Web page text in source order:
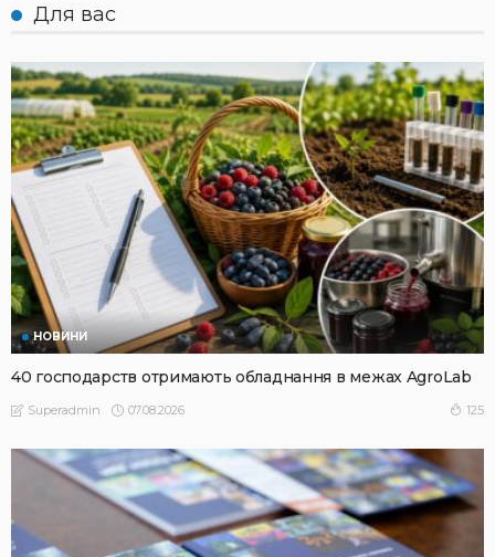
Для вас
НОВИНИ
40 господарств отримають обладнання в межах AgroLab
Superadmin 07.08.2026 125